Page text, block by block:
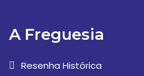
A Freguesia
Resenha Histórica